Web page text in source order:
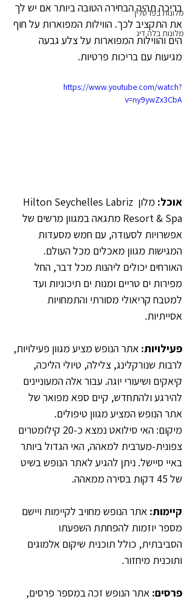
מלונות בפרסלין
מלונות בלה דיג
בריכה תהיה הבחירה הטובה ביותר אם יש לך
את התקציב לכך. הווילות המפוארות על חוף
הים והווילות המפוארות על צלע גבעה
מגיעות עם בריכות פרטיות.
https://www.youtube.com/watch?
v=ny9ywZx3CbA
אוכל:
מלון Hilton Seychelles Labriz
Resort & Spa מתגאה במגוון מרשים של
אפשרויות לסעודה, עם חמש מסעדות
המגישות מגוון מאכלים מכל העולם.
האורחים יכולים ליהנות מכל דבר, החל
מפירות ים טריים ומנות ים תיכוניות ועד
למטבח קריאולי מסורתי והתמחויות
אסייתיות.
פעילויות: אתר הנופש מציע מגוון פעילויות,
לרבות שנורקלינג, צלילה, טיולי הליכה,
קיאקים ושיעורי יוגה. עבור אלה המעוניינים
להירגע ולהתחדש, קיים ספא מפואר של
אתר הנופש המציע מגוון טיפולים.
מיקום: האי סילואט נמצא כ-20 קילומטרים
צפונית-מערבית למאהה, האי הגדול ביותר
באיי סיישל. ניתן להגיע לאתר הנופש בשיט
של 45 דקות בסירה ממאהה.
קיימות: אתר הנופש מחויב לקיימות ויישם
מספר יוזמות להפחתת השפעתו
הסביבתית, כולל תוכנית שיקום אלמוגים
ותוכנית מיחזור.
פרסים: אתר הנופש זכה במספר פרסים,